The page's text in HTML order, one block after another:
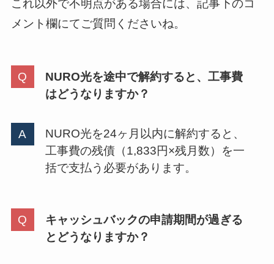
これ以外で不明点がある場合には、記事下のコ
メント欄にてご質問くださいね。
NURO光を途中で解約すると、工事費
はどうなりますか？
NURO光を24ヶ月以内に解約すると、
工事費の残債（1,833円×残月数）を一
括で支払う必要があります。
キャッシュバックの申請期間が過ぎる
とどうなりますか？